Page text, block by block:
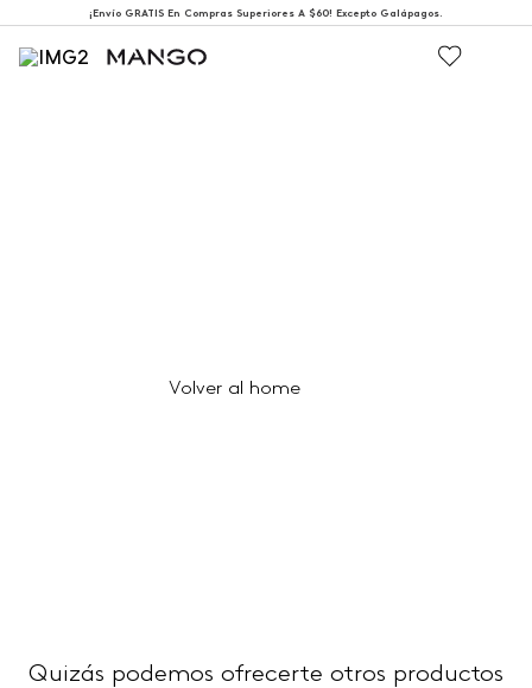
¡Envío GRATIS En Compras Superiores A $60! Excepto Galápagos.
Volver al home
Quizás podemos ofrecerte otros productos